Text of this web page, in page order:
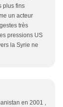
plus fins
un acteur
très
pressions US
la Syrie ne
en 2001 ,